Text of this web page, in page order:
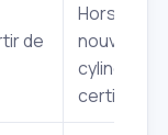
de
Hors coût
nouveau
cylindre
certifié.